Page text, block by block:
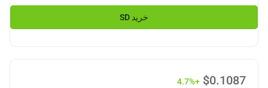
خرید SD
$0.1087
+4.7%